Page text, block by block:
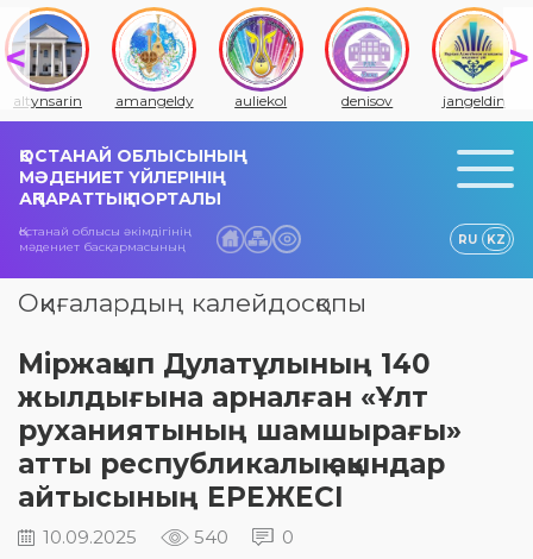
altynsarin amangeldy auliekol denisov jangeldin
ҚОСТАНАЙ ОБЛЫСЫНЫҢ
МӘДЕНИЕТ ҮЙЛЕРІНІҢ
АҚПАРАТТЫҚ ПОРТАЛЫ
Қостанай облысы әкімдігінің
мәдениет басқармасының
RU KZ
Оқиғалардың калейдосқопы
Міржақып Дулатұлының 140
жылдығына арналған «Ұлт
руханиятының шамшырағы»
атты республикалық ақындар
айтысының ЕРЕЖЕСІ
10.09.2025 540 0